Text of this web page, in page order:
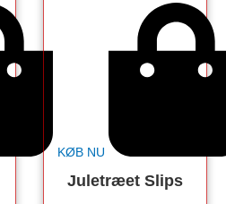
KØB NU
Juletræet Slips